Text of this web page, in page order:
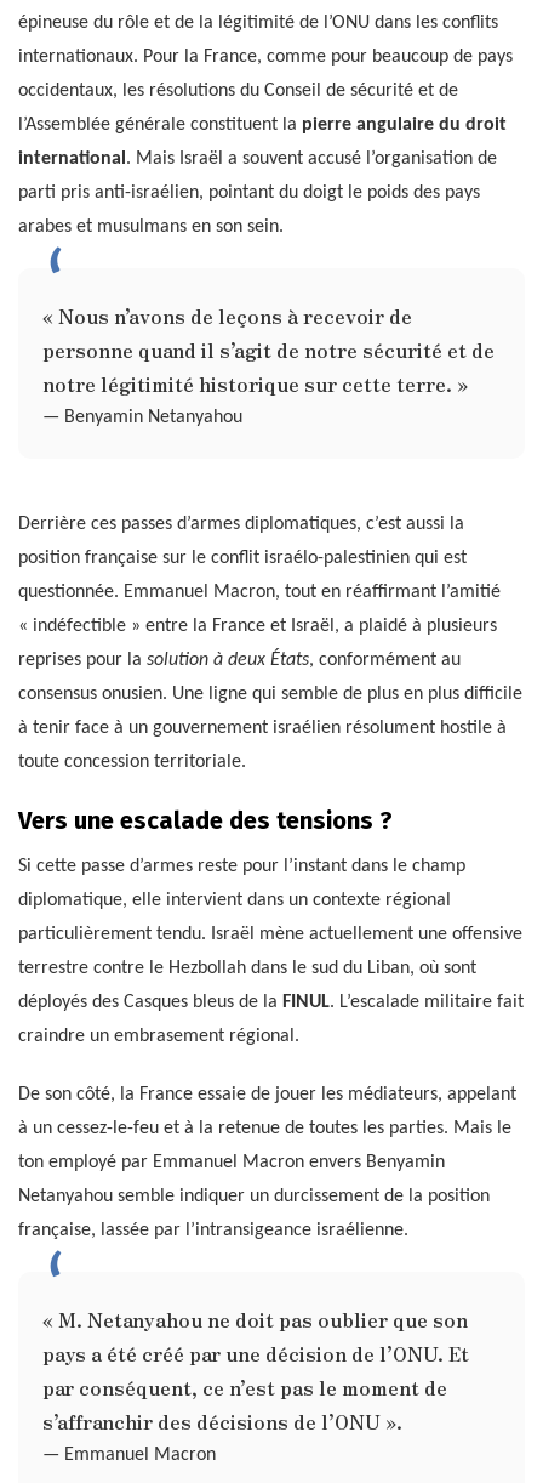
épineuse du rôle et de la légitimité de l’ONU dans les conflits
internationaux. Pour la France, comme pour beaucoup de pays
occidentaux, les résolutions du Conseil de sécurité et de
l’Assemblée générale constituent la pierre angulaire du droit
international . Mais Israël a souvent accusé l’organisation de
parti pris anti-israélien, pointant du doigt le poids des pays
arabes et musulmans en son sein.
« Nous n’avons de leçons à recevoir de
personne quand il s’agit de notre sécurité et de
notre légitimité historique sur cette terre. »
— Benyamin Netanyahou
Derrière ces passes d’armes diplomatiques, c’est aussi la
position française sur le conflit israélo-palestinien qui est
questionnée. Emmanuel Macron, tout en réaffirmant l’amitié
« indéfectible » entre la France et Israël, a plaidé à plusieurs
reprises pour la solution à deux États, conformément au
consensus onusien. Une ligne qui semble de plus en plus difficile
à tenir face à un gouvernement israélien résolument hostile à
toute concession territoriale.
Vers une escalade des tensions ?
Si cette passe d’armes reste pour l’instant dans le champ
diplomatique, elle intervient dans un contexte régional
particulièrement tendu. Israël mène actuellement une offensive
terrestre contre le Hezbollah dans le sud du Liban, où sont
déployés des Casques bleus de la FINUL. L’escalade militaire fait
craindre un embrasement régional.
De son côté, la France essaie de jouer les médiateurs, appelant
à un cessez-le-feu et à la retenue de toutes les parties. Mais le
ton employé par Emmanuel Macron envers Benyamin
Netanyahou semble indiquer un durcissement de la position
française, lassée par l’intransigeance israélienne.
« M. Netanyahou ne doit pas oublier que son
pays a été créé par une décision de l’ONU. Et
par conséquent, ce n’est pas le moment de
s’affranchir des décisions de l’ONU ».
— Emmanuel Macron